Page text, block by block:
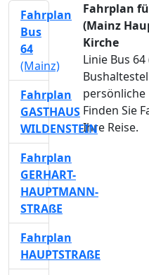
Fahrplan
(Mainz
Kirche
Linie Bus
persönliche
Finden Sie
Ihre Reise.
Fahrplan
Bus
64
(Mainz)
Fahrplan
GASTHAUS
WILDENSTEIN
Fahrplan
GERHART-
HAUPTMANN-
STRAßE
Fahrplan
HAUPTSTRAßE